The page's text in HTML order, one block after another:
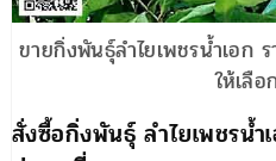
ขายกิ่งพันธุ์ลำไยเพชรน้ำเอก
ให้เลื
สั่งซื้อกิ่งพันธุ์ ลำไยเพชรน้